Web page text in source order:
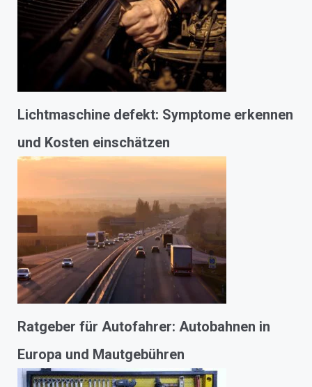
Lichtmaschine defekt: Symptome erkennen
und Kosten einschätzen
Ratgeber für Autofahrer: Autobahnen in
Europa und Mautgebühren